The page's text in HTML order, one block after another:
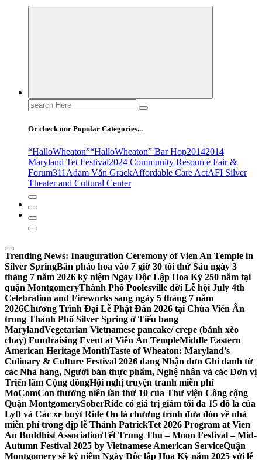
Search
for:
Or check our Popular Categories...
“HalloWheaton”“HalloWheaton” Bar Hop20142014
Maryland Tet Festival2024 Community Resource Fair &
Forum311 Adam Văn GrackAffordable Care ActAFI Silver
Theater and Cultural Center
Trending News: Inauguration Ceremony of Vien An Temple in
Silver SpringBắn pháo hoa vào 7 giờ 30 tối thứ Sáu ngày 3
tháng 7 năm 2026 kỷ niệm Ngày Độc Lập Hoa Kỳ 250 năm tại
quận MontgomeryThành Phố Poolesville dời Lễ hội July 4th
Celebration and Fireworks sang ngày 5 tháng 7 năm
2026Chương Trình Đại Lễ Phật Đản 2026 tại Chùa Viên Ân
trong Thành Phố Silver Spring ở Tiểu bang
MarylandVegetarian Vietnamese pancake/ crepe (bánh xèo
chay) Fundraising Event at Viên Ân TempleMiddle Eastern
American Heritage MonthTaste of Wheaton: Maryland’s
Culinary & Culture Festival 2026 đang Nhận đơn Ghi danh từ
các Nhà hàng, Người bán thực phẩm, Nghệ nhân và các Đơn vị
Triển lãm Cộng đồngHội nghị truyện tranh miễn phí
MoComCon thường niên lần thứ 10 của Thư viện Công cộng
Quận MontgomerySoberRide có giá trị giảm tối đa 15 đô la của
Lyft và Các xe buýt Ride On là chương trình đưa đón về nhà
miễn phí trong dịp lễ Thánh PatrickTet 2026 Program at Vien
An Buddhist AssociationTết Trung Thu – Moon Festival – Mid-
Autumn Festival 2025 by Vietnamese American ServiceQuận
Montgomery sẽ kỷ niệm Ngày Độc lập Hoa Kỳ năm 2025 với lễ